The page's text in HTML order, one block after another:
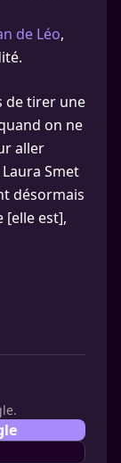
de Léo,
de tirer une
on ne
aller
Smet
désormais
[elle est],